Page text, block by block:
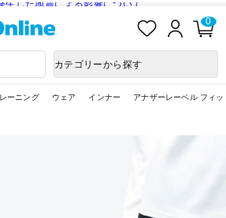
生した地震による影響について
入
ロ
ン
0
カテゴリーから探す
ーニング ウェア インナー アナザーレーベル フィ